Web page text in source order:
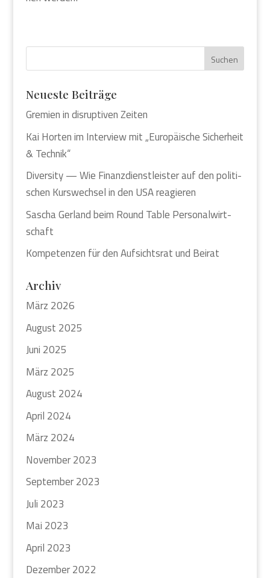
Neu­es­te Bei­trä­ge
Gre­mi­en in dis­rup­ti­ven Zei­ten
Kai Hor­ten im Inter­view mit „Euro­päi­sche Sicher­heit
& Tech­nik“
Diver­si­ty — Wie Finanz­dienst­leis­ter auf den poli­ti­
schen Kurs­wech­sel in den USA reagie­ren
Sascha Ger­land beim Round Table Per­so­nal­wirt­
schaft
Kom­pe­ten­zen für den Auf­sichts­rat und Bei­rat
Archiv
März 2026
August 2025
Juni 2025
März 2025
August 2024
April 2024
März 2024
November 2023
September 2023
Juli 2023
Mai 2023
April 2023
Dezember 2022